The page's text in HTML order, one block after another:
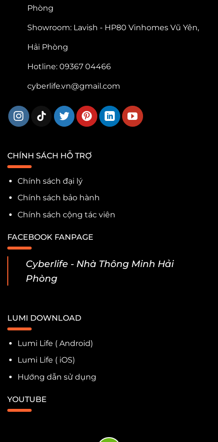
Phòng
Showroom: Lavish - HP80 Vinhomes Vũ Yên,
Hải Phòng
Hotline: 09367 04466
cyberlife.vn@gmail.com
CHÍNH SÁCH HỖ TRỢ
Chính sách đại lý
Chính sách bảo hành
Chính sách cộng tác viên
FACEBOOK FANPAGE
Cyberlife - Nhà Thông Minh Hải
Phòng
LUMI DOWNLOAD
Lumi Life ( Android)
Lumi Life ( iOS)
Hướng dẫn sử dụng
YOUTUBE